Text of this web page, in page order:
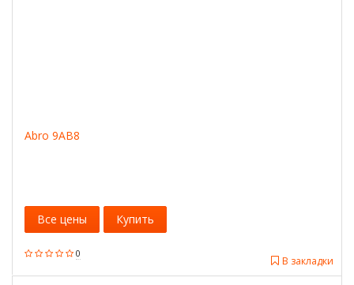
Abro 9AB8
0
В закладки
Все цены Купить